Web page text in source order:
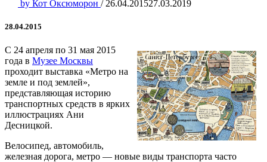
by Кот Оксюморон / 26.04.201527.03.2019
28.04.2015
С 24 апреля по 31 мая 2015
года в Музее Москвы
проходит выставка «Метро на
земле и под землей»,
представляющая историю
транспортных средств в ярких
иллюстрациях Ани
Десницкой.
Велосипед, автомобиль,
железная дорога, метро — новые виды транспорта часто